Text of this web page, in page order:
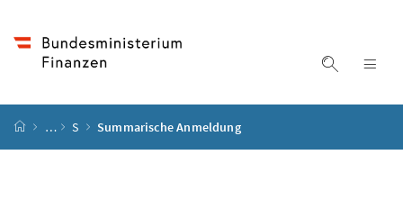
Suche
Startseite
… S Summarische Anmeldung